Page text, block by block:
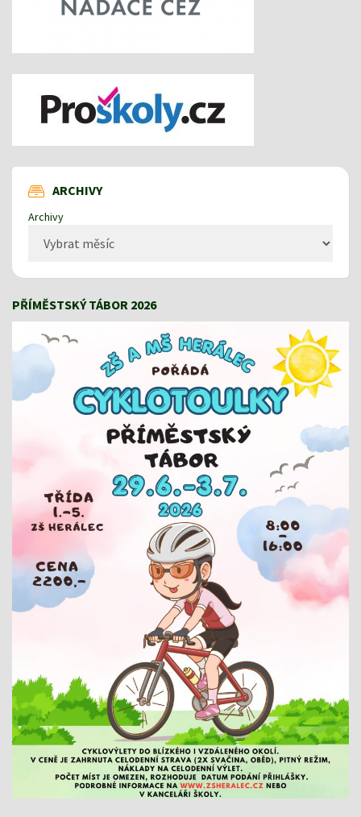
ARCHIVY
Archivy
PŘÍMĚSTSKÝ TÁBOR 2026